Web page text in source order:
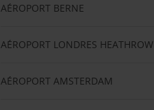
AÉROPORT BERNE
AÉROPORT LONDRES HEATHROW
AÉROPORT AMSTERDAM